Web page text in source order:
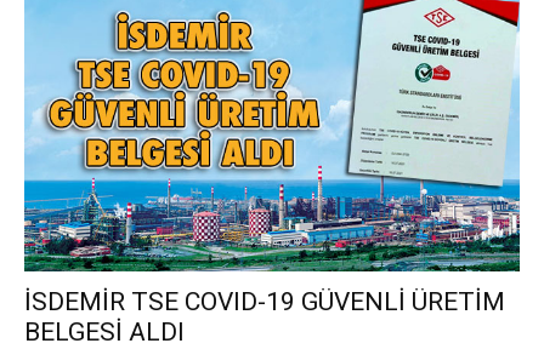
İSDEMİR TSE COVID-19 GÜVENLİ ÜRETİM
BELGESİ ALDI